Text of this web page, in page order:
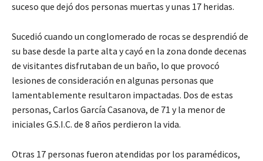
suceso que dejó dos personas muertas y unas 17 heridas.
Sucedió cuando un conglomerado de rocas se desprendió de
su base desde la parte alta y cayó en la zona donde decenas
de visitantes disfrutaban de un baño, lo que provocó
lesiones de consideración en algunas personas que
lamentablemente resultaron impactadas. Dos de estas
personas, Carlos García Casanova, de 71 y la menor de
iniciales G.S.I.C. de 8 años perdieron la vida.
Otras 17 personas fueron atendidas por los paramédicos,